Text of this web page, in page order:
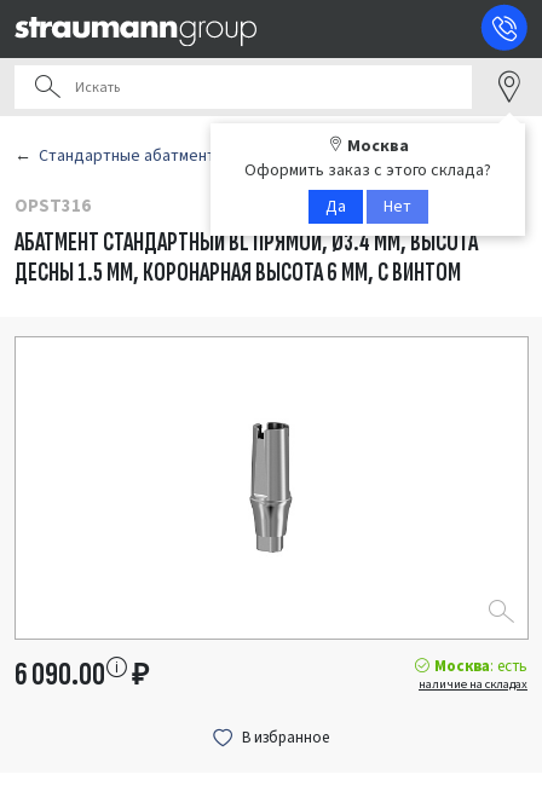
Москва
Оформить заказ с этого склада?
Да
Нет
Стандартные абатменты
OPST316
АБАТМЕНТ СТАНДАРТНЫЙ BL ПРЯМОЙ, Ø3.4 ММ, ВЫСОТА
ДЕСНЫ 1.5 ММ, КОРОНАРНАЯ ВЫСОТА 6 ММ, С ВИНТОМ
6 090.00 ₽ Москва: есть
наличие на складах